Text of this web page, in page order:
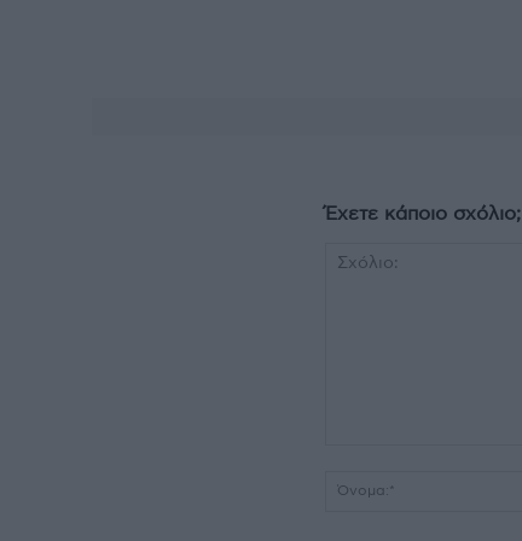
Έχετε κάποιο σχόλιο;